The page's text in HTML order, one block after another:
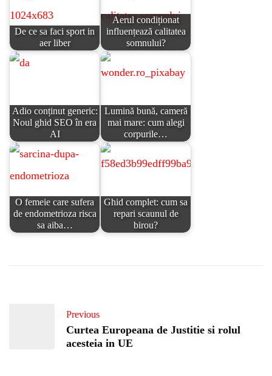
De ce sa faci sport in
aer liber
Aerul condiționat
influențează calitatea
somnului?
Adio conținut generic:
Noul ghid SEO în era
AI
Lumină bună, cameră
mai mare: cum alegi
corpurile…
O femeie care sufera
de endometrioza risca
sa aiba…
Ghid complet: cum sa
repari scaunul de
birou?
Previous
Curtea Europeana de Justitie si rolul
acesteia in UE